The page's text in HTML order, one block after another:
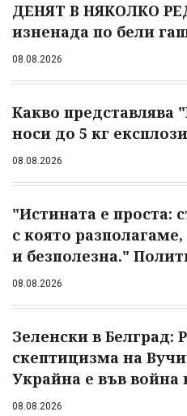
ДЕНЯТ В НЯКОЛКО
изненада по бели
08.08.2026
Какво представлява
носи до 5 кг
08.08.2026
"Истината е проста:
с която
и безполезна."
08.08.2026
Зеленски в Белград:
скептицизма на
Украйна е във война
08.08.2026